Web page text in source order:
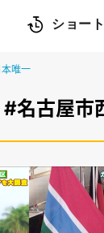
ショート
唯一
#名古屋市